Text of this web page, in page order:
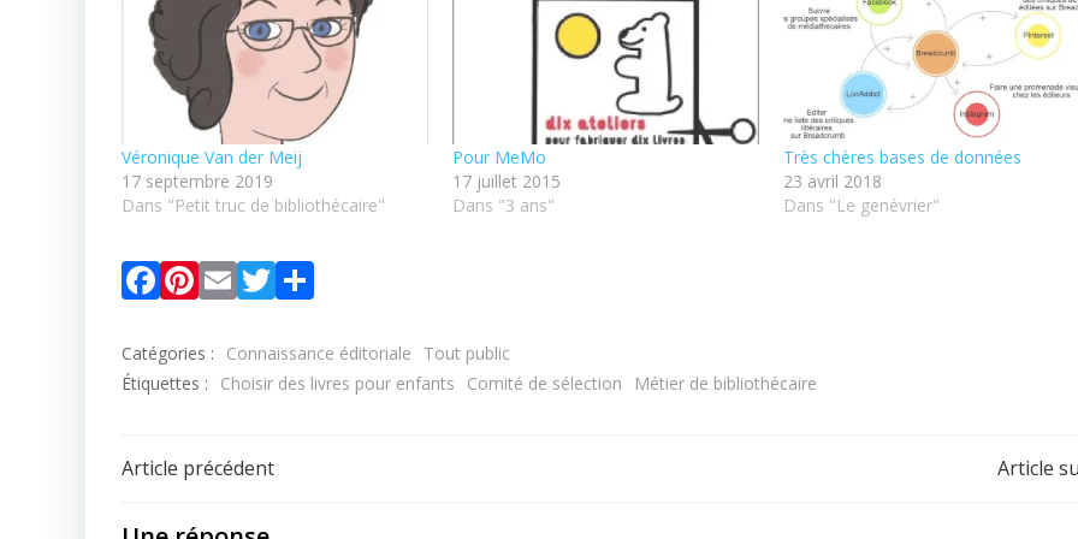
Véronique Van der Meij
17 septembre 2019
Dans "Petit truc de bibliothécaire"
Pour MeMo
17 juillet 2015
Dans "3 ans"
Très chères bases de données
23 avril 2018
Dans "Le genévrier"
Facebook
Pinterest
EmailTwitter
Catégories : Connaissance éditoriale
Tout public
Étiquettes :
Choisir des livres pour enfants Comité de sélection Métier de bibliothécaire
Navigation
Article précédent Article